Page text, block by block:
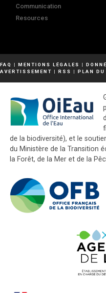
Communication
Resources
FAQ | MENTIONS LÉGALES |
AVERTISSEMENT | RSS | PLAN DU
de la biodiversité), et le
du Ministère de la Transition
la Forêt, de la Mer et de la